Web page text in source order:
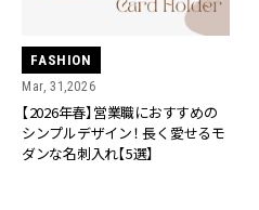
FASHION
Mar, 31,2026
【2026年春】営業職におすすめの
シンプルデザイン！ 長く愛せるモ
ダンな名刺入れ【5選】